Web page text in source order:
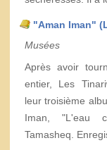
"Aman Iman"
Musées
Après avoir
entier, Les
leur troisième
Iman, "L'eau
Tamasheq.